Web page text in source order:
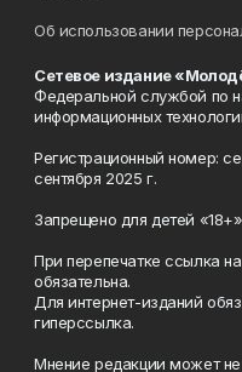
Об использовании
Сетевое издание
Федеральной службой по
информационных
Регистрационный номер:
сентября 2025 г.
Запрещено для детей «18+»
При перепечатке ссылка
обязательна.
Для интернет-изданий
гиперссылка.
Мнение редакции может